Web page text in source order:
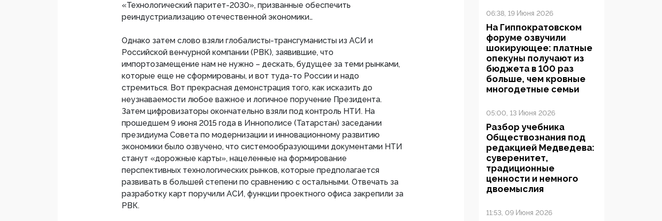
«Технологический паритет-2030», призванные обеспечить
реиндустриализацию отечественной экономики…
Однако затем слово взяли глобалисты-трансгуманисты из АСИ и
Российской венчурной компании (РВК), заявившие, что
импортозамещение нам не нужно – дескать, будущее за теми рынками,
которые еще не сформированы, и вот туда-то России и надо
стремиться. Вот прекрасная демонстрация того, как исказить до
неузнаваемости любое важное и логичное поручение Президента.
Затем цифровизаторы окончательно взяли под контроль НТИ. На
прошедшем 9 июня 2015 года в Иннополисе (Татарстан) заседании
президиума Совета по модернизации и инновационному развитию
экономики было озвучено, что системообразующими документами НТИ
станут «дорожные карты», нацеленные на формирование
перспективных технологических рынков, которые предполагается
развивать в большей степени по сравнению с остальными. Отвечать за
разработку карт поручили АСИ, функции проектного офиса закрепили за
РВК.
06:38, 19 Июня 2026
На Гиппократовском
форуме озвучили
шокирующее: платные
опекуны получают из
бюджета в 100 раз
больше, чем кровные
многодетные семьи
05:00, 13 Июня 2026
Разбор учебника
Обществознания под
редакцией Медведева:
суверенитет,
традиционные
ценности и немного
двоемыслия
11:53, 09 Июня 2026